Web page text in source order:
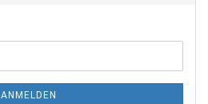
ANMELDEN